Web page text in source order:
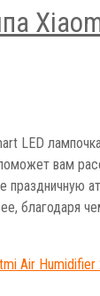
LED
вам
праздничную
благодаря